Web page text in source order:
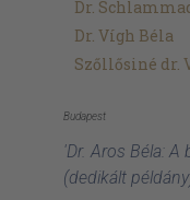
Dr.
Dr. Vígh Béla
Szőllősiné dr.
Budapest
'Dr. Aros Béla:
(dedikált